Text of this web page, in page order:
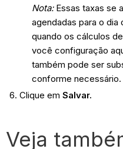
Nota:Essas taxas se
agendadas para o
quando os cálculos
você configuração
também pode ser
conforme necessário.
Clique em Salvar.
Veja